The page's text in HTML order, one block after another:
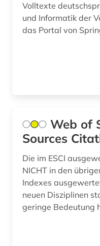
philosophie (3)
physik (9)
plastwerkstoff (1)
politologie (1)
polymere (1)
Volltexte
und Informatik der
das Portal von
Web of
Sources
Die im ESCI
NICHT in den
Indexes
neuen Disziplinen
geringe Bedeutung